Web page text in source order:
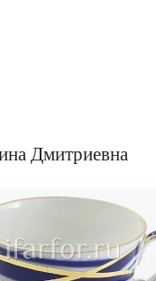
Дмитриевна